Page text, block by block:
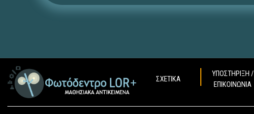
ΣΧΕΤΙΚΑ
ΥΠΟΣΤΗΡΙΞΗ /
ΕΠΙΚΟΙΝΩΝΙΑ